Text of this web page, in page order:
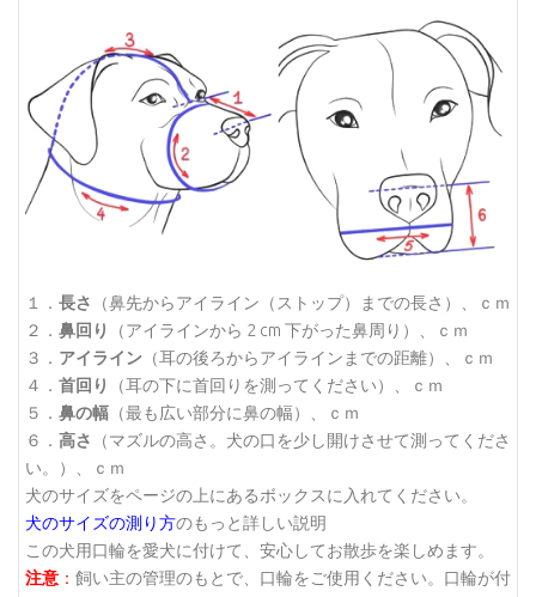
１． 長さ
（鼻先からアイライン（ストップ）までの長さ）、ｃｍ
２． 鼻回り
（アイラインから 2 cm 下がった鼻周り）、ｃｍ
３． アイライン （耳の後ろからアイラインまでの距離）、ｃｍ
４． 首回り
（耳の下に首回りを測ってください）、ｃｍ
５． 鼻の幅 （最も広い部分に鼻の幅）、ｃｍ
６． 高さ
（マズルの高さ。犬の口を少し開けさせて測ってくださ
い。）、ｃｍ
犬のサイズをページの上にあるボックスに入れてください。
犬のサイズの測り方のもっと詳しい説明
この犬用口輪を愛犬に付けて、安心してお散歩を楽しめます。
注意 ： 飼い主の管理のもとで、口輪をご使用ください。口輪が付